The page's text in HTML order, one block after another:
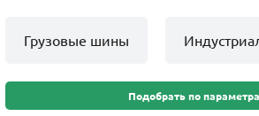
Грузовые шины
Подобрать по